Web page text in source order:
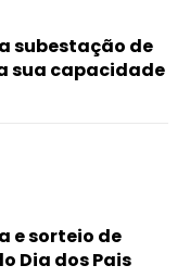
subestação de
sua capacidade
e sorteio de
Dia dos Pais